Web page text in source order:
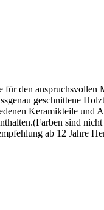
für den
geschnittene
Keramikteile und
sind
ab 12 Jahre